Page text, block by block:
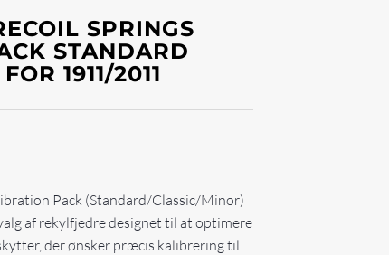
SPRINGS
STANDARD
1911/2011
Pack (Standard/Classic/Minor)
af rekylfjedre designet til at optimere
der ønsker præcis kalibrering til